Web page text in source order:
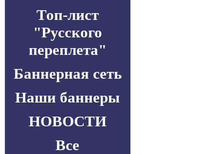
Топ-лист
"Русского
переплета"
Баннерная сеть
Наши баннеры
НОВОСТИ
Все